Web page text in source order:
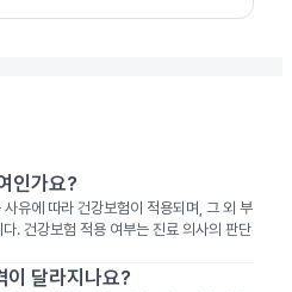
인가요?
사유에 따라 건강보험이 적용되며, 그 외 부
. 건강보험 적용 여부는 진료 의사의 판단
이 달라지나요?